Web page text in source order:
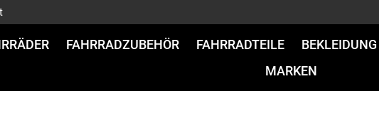
FAHRRADZUBEHÖR FAHRRADTEILE BEKLEIDUNG
MARKEN